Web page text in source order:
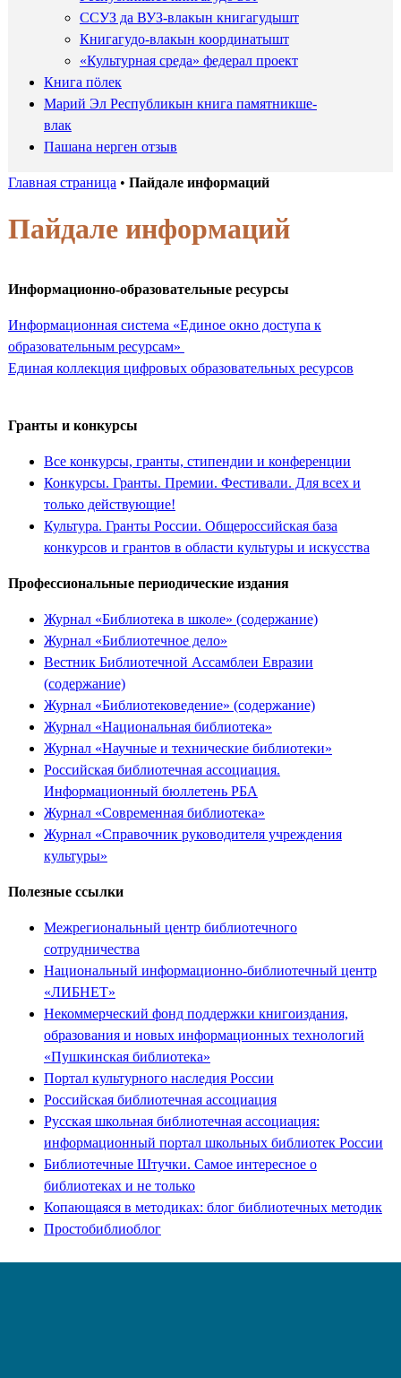
ССУЗ да ВУЗ-влакын книгагудышт
Книгагудо-влакын координатышт
«Культурная среда» федерал проект
Книга пӧлек
Марий Эл Республикын книга памятникше-
влак
Пашана нерген отзыв
Главная страница • Пайдале информаций
Пайдале информаций
Информационно-образовательные ресурсы
Информационная система «Единое окно доступа к
образовательным ресурсам»
Единая коллекция цифровых образовательных ресурсов
Гранты и конкурсы
Все конкурсы, гранты, стипендии и конференции
Конкурсы. Гранты. Премии. Фестивали. Для всех и
только действующие!
Культура. Гранты России. Общероссийская база
конкурсов и грантов в области культуры и искусства
Профессиональные периодические издания
Журнал «Библиотека в школе» (содержание)
Журнал «Библиотечное дело»
Вестник Библиотечной Ассамблеи Евразии
(содержание)
Журнал «Библиотековедение» (содержание)
Журнал «Национальная библиотека»
Журнал «Научные и технические библиотеки»
Российская библиотечная ассоциация.
Информационный бюллетень РБА
Журнал «Современная библиотека»
Журнал «Справочник руководителя учреждения
культуры»
Полезные ссылки
Межрегиональный центр библиотечного
сотрудничества
Национальный информационно-библиотечный центр
«ЛИБНЕТ»
Некоммерческий фонд поддержки книгоиздания,
образования и новых информационных технологий
«Пушкинская библиотека»
Портал культурного наследия России
Российская библиотечная ассоциация
Русская школьная библиотечная ассоциация:
информационный портал школьных библиотек России
Библиотечные Штучки. Самое интересное о
библиотеках и не только
Копающаяся в методиках: блог библиотечных методик
Простобиблиоблог